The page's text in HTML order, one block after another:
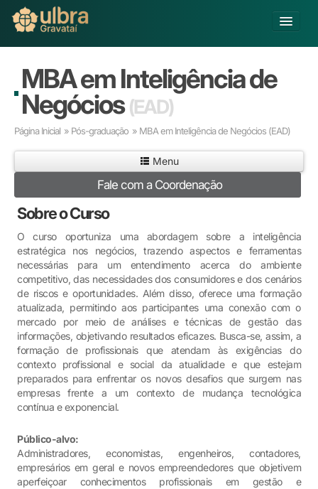
Buscar
Já sou Aluno
Matricule-se
Educação Básica
Pós-graduação
Educação a Distância
Pesquisa
Extensão
Infraestrutura e Serviços
Inovação
Sobre a ULBRA
MBA em Inteligência de
Negócios(EAD)
Página Inicial » Pós-graduação » MBA em Inteligência de Negócios (EAD)
Menu
Fale com a Coordenação
Sobre o Curso
O curso oportuniza uma abordagem sobre a inteligência
estratégica nos negócios, trazendo aspectos e ferramentas
necessárias para um entendimento acerca do ambiente
competitivo, das necessidades dos consumidores e dos cenários
de riscos e oportunidades. Além disso, oferece uma formação
atualizada, permitindo aos participantes uma conexão com o
mercado por meio de análises e técnicas de gestão das
informações, objetivando resultados eficazes. Busca-se, assim, a
formação de profissionais que atendam às exigências do
contexto profissional e social da atualidade e que estejam
preparados para enfrentar os novos desafios que surgem nas
empresas frente a um contexto de mudança tecnológica
contínua e exponencial.
Público-alvo:
Administradores, economistas, engenheiros, contadores,
empresários em geral e novos empreendedores que objetivem
aperfeiçoar conhecimentos profissionais em gestão e